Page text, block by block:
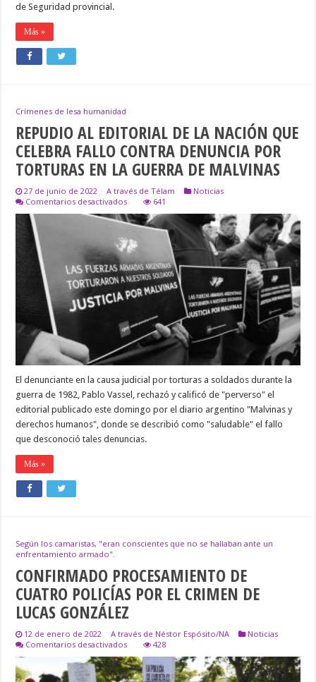
de Seguridad provincial.
Más »
Crímenes de lesa humanidad
REPUDIO AL EDITORIAL DE LA NACIÓN QUE
CELEBRA FALLO CONTRA DENUNCIA POR
TORTURAS EN LA GUERRA DE MALVINAS
27 de junio de 2022 A través de Télam
Noticias
Comentarios desactivadosen
AL
EDITORIAL
DE
LA
NACIÓN
QUE
CELEBRA
FALLO
DENUNCIA
POR
TORTURAS
EN
LA
DE
MALVINAS
641
El denunciante en la causa judicial por torturas a soldados durante la
guerra de 1982, Pablo Vassel, rechazó y calificó de "perverso" el
editorial publicado este domingo por el diario argentino "Malvinas y
derechos humanos", donde se describió como "saludable" el fallo
que desconoció tales denuncias.
Más »
Según los camaristas, "eran conscientes que no se hallaban ante un
enfrentamiento armado".
CONFIRMADO PROCESAMIENTO DE
CUATRO POLICÍAS POR EL CRIMEN DE
LUCAS GONZÁLEZ
12 de enero de 2022 A través de Néstor Espósito/NA
Noticias
Comentarios desactivadosen
PROCESAMIENTO
DE
428